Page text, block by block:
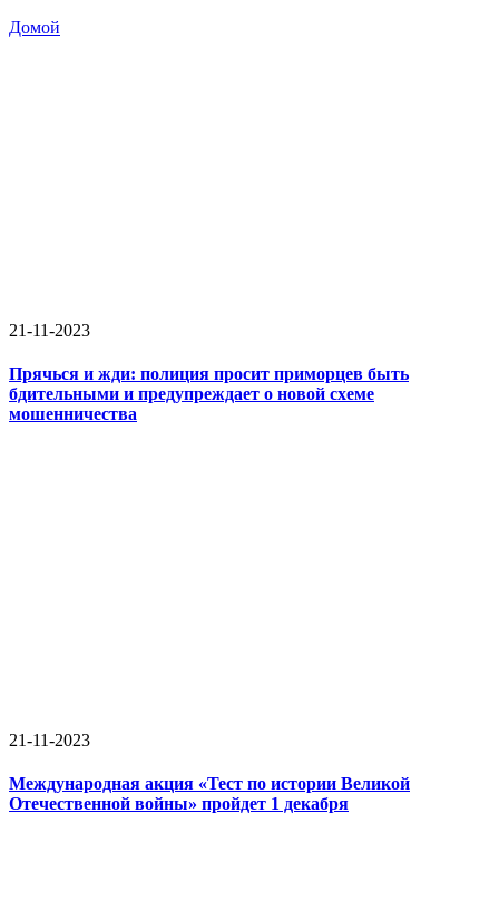
Домой
21-11-2023
Прячься и жди: полиция просит приморцев быть
бдительными и предупреждает о новой схеме
мошенничества
21-11-2023
Международная акция «Тест по истории Великой
Отечественной войны» пройдет 1 декабря